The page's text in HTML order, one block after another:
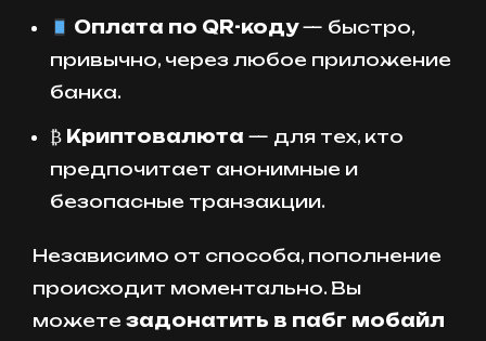
Оплата по QR-коду— быстро,
привычно, через любое приложение
банка.
₿ Криптовалюта — для тех, кто
предпочитает анонимные и
безопасные транзакции.
Независимо от способа, пополнение
происходит моментально. Вы
можете задонатить в пабг мобайл